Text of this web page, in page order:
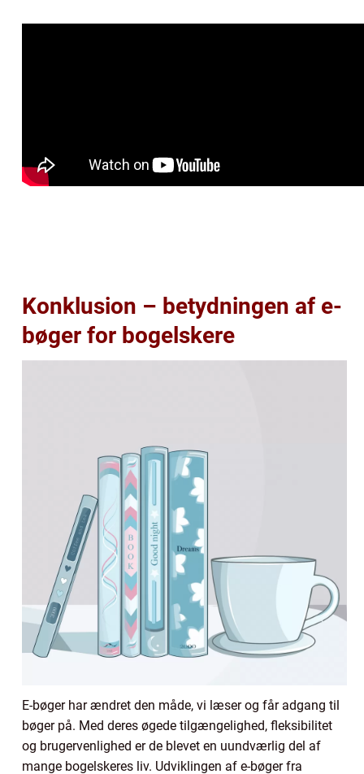
Konklusion – betydningen af e-
bøger for bogelskere
E-bøger har ændret den måde, vi læser og får adgang til
bøger på. Med deres øgede tilgængelighed, fleksibilitet
og brugervenlighed er de blevet en uundværlig del af
mange bogelskeres liv. Udviklingen af e-bøger fra